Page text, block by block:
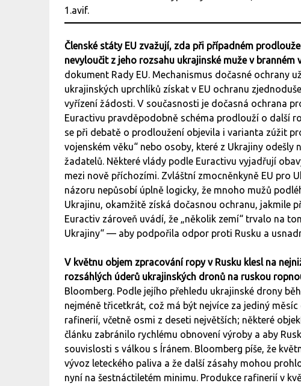
Členské státy EU zvažují, zda při případném
nevyloučit z jeho rozsahu ukrajinské muže v branném
dokument Rady EU. Mechanismus dočasné ochrany
ukrajinských uprchlíků získat v EU ochranu
vyřízení žádosti. V současnosti je dočasná ochrana
Euractivu pravděpodobně schéma prodlouží o další
se při debatě o prodloužení objevila i varianta zúžit
vojenském věku“ nebo osoby, které z Ukrajiny odešly
žadatelů. Některé vlády podle Euractivu vyjadřují
mezi nově příchozími. Zvláštní zmocněnkyně EU pro
názoru nepůsobí úplně logicky, že mnoho mužů
Ukrajinu, okamžitě získá dočasnou ochranu, jakmile
Euractiv zároveň uvádí, že „několik zemí“ trvalo na
Ukrajiny“ — aby podpořila odpor proti Rusku a
V květnu objem zpracování ropy v Rusku klesl na
rozsáhlých úderů ukrajinských dronů na ruskou
Bloomberg. Podle jejího přehledu ukrajinské drony
nejméně třicetkrát, což má být nejvíce za jediný
rafinerií, včetně osmi z deseti největších; některé
článku zabránilo rychlému obnovení výroby a aby
souvislosti s válkou s Íránem. Bloomberg píše, že
vývoz leteckého paliva a že další zásahy mohou
nyní na šestnáctiletém minimu. Produkce rafinerií v